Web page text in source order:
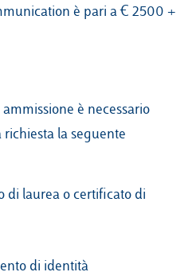
è pari a € 2500 +
è necessario
richiesta la seguente
di laurea o certificato di
di identità